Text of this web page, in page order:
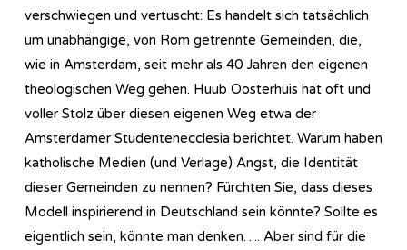
verschwiegen und vertuscht: Es handelt sich tatsächlich
um unabhängige, von Rom getrennte Gemeinden, die,
wie in Amsterdam, seit mehr als 40 Jahren den eigenen
theologischen Weg gehen. Huub Oosterhuis hat oft und
voller Stolz über diesen eigenen Weg etwa der
Amsterdamer Studentenecclesia berichtet. Warum haben
katholische Medien (und Verlage) Angst, die Identität
dieser Gemeinden zu nennen? Fürchten Sie, dass dieses
Modell inspirierend in Deutschland sein könnte? Sollte es
eigentlich sein, könnte man denken…. Aber sind für die